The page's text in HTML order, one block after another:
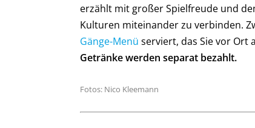
erzählt mit großer Spielfreude und
Kulturen miteinander zu verbinden.
Gänge-Menü serviert, das Sie vor Ort
Getränke werden separat bezahlt.
Fotos: Nico Kleemann